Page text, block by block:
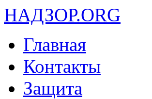
НАДЗОР.ORG
Главная
Контакты
Защита